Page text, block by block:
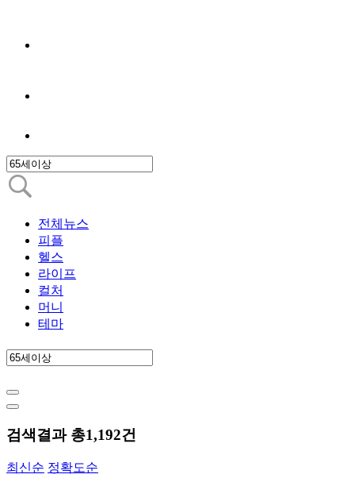
전체뉴스
피플
헬스
라이프
컬처
머니
테마
검색결과 총1,192건
최신순 정확도순